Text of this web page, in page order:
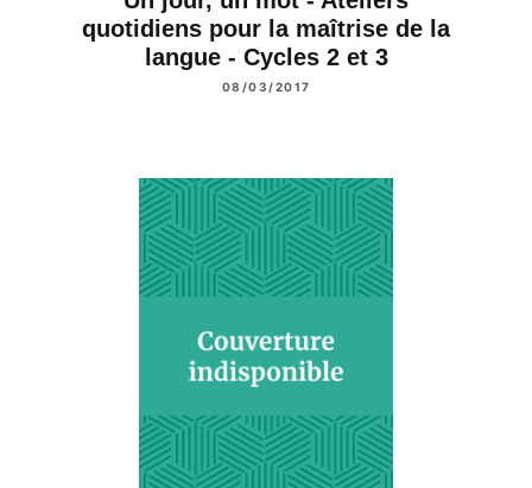
quotidiens pour la maîtrise de la
langue - Cycles 2 et 3
08/03/2017